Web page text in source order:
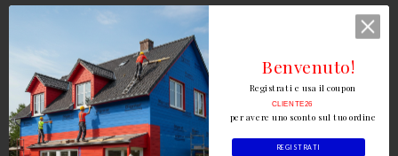
Descrizione
Dettagli del prodotto
REGISTRATI
Registrati e usa il coupon
per avere uno sconto sul tuo ordine
CLIENTE26
Benvenuto!